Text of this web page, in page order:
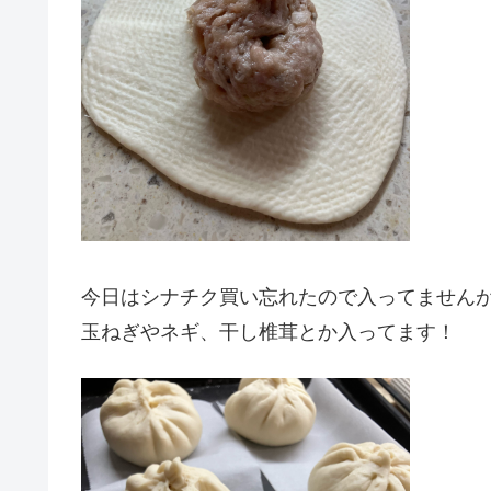
今日はシナチク買い忘れたので入ってません
玉ねぎやネギ、干し椎茸とか入ってます！